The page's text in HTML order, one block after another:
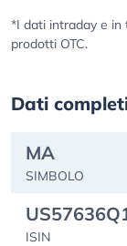
*I dati intraday e in
prodotti OTC.
Dati
MA
SIMBOLO
ISIN